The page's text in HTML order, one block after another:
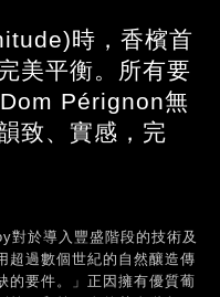
時，香檳首
美平衡。所有要
Pérignon無
致、實感，完
於導入豐盛階段的技術及
超過數個世紀的自然釀造傳
的要件。」正因擁有優質葡